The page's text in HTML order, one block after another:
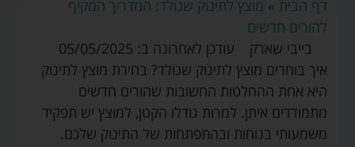
דף הבית » מוצץ לתינוק שנולד: המדריך המקיף
להורים חדשים
בייבי שארק
עודכן לאחרונה ב: 05/05/2025
איך בוחרים מוצץ לתינוק שנולד? בחירת מוצץ לתינוק
היא אחת ההחלטות החשובות שהורים חדשים
מתמודדים איתן. למרות גודלו הקטן, למוצץ יש תפקיד
משמעותי בנוחות ובהתפתחות של התינוק שלכם.